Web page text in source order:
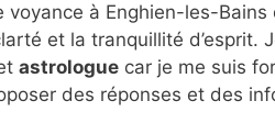
à Enghien-les-
et la tranquillité d’esprit.
astrologue car je me suis
des réponses et des